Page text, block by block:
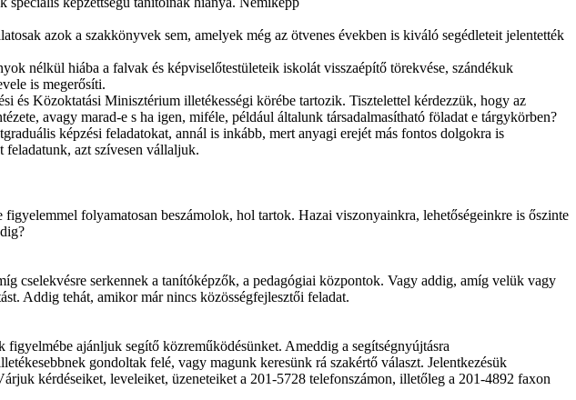
azok a szakkönyvek sem, amelyek még az ötvenes években is kiváló segédleteit jelentették
nélkül hiába a falvak és képviselőtestületeik iskolát visszaépítő törekvése, szándékuk
is megerősíti.
és Közoktatási Minisztérium illetékességi körébe tartozik. Tisztelettel kérdezzük, hogy az
avagy marad-e s ha igen, miféle, például általunk társadalmasítható föladat e tárgykörben?
képzési feladatokat, annál is inkább, mert anyagi erejét más fontos dolgokra is
feladatunk, azt szívesen vállaljuk.
folyamatosan beszámolok, hol tartok. Hazai viszonyainkra, lehetőségeinkre is őszinte
cselekvésre serkennek a tanítóképzők, a pedagógiai központok. Vagy addig, amíg velük vagy
Addig tehát, amikor már nincs közösségfejlesztői feladat.
ajánljuk segítő közreműködésünket. Ameddig a segítségnyújtásra
gondoltak felé, vagy magunk keresünk rá szakértő választ. Jelentkezésük
kérdéseiket, leveleiket, üzeneteiket a 201-5728 telefonszámon, illetőleg a 201-4892 faxon